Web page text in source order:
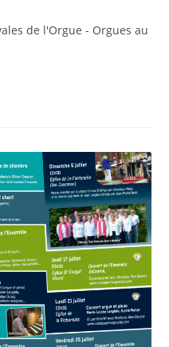
de l'Orgue - Orgues au